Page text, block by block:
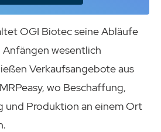
OGI Biotec seine Abläufe
Anfängen wesentlich
Verkaufsangebote aus
wo Beschaffung,
und Produktion an einem Ort